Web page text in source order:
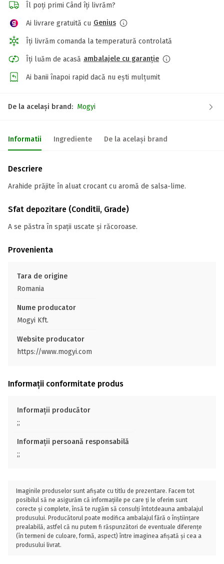
Îl poți primi Când îți livrăm?
Ai livrare gratuită cu Genius
Îți livrăm comanda la temperatură controlată
Îți luăm de acasă ambalajele cu garanție
Ai banii înapoi rapid dacă nu ești mulțumit
De la același brand: Mogyi
Informatii Ingrediente De la același brand
Descriere
Arahide prăjite în aluat crocant cu aromă de salsa-lime.
Sfat depozitare (Conditii, Grade)
A se păstra în spații uscate și răcoroase.
Provenienta
Tara de origine
Romania
Nume producator
Mogyi Kft.
Website producator
https://www.mogyi.com
Informații conformitate produs
Informații producător
;;
Informații persoană responsabilă
;;
Imaginile produselor sunt afișate cu titlu de prezentare. Facem tot
posibilul să ne asigurăm că informațiile pe care ți le oferim sunt
corecte și complete, însă te rugăm să consulți întotdeauna ambalajul
produsului. Producătorul poate modifica ambalajul fără o înștiințare
prealabilă, astfel că nu putem fi răspunzători de eventuale diferențe
(în termeni de culoare, formă, aspect) între imaginea afișată și cea a
produsului livrat.